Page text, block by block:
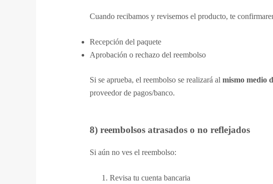
Cuando recibamos y revisemos el producto, te
Recepción del paquete
Aprobación o rechazo del reembolso
Si se aprueba, el reembolso se realizará al mismo medio
proveedor de pagos/banco.
8) reembolsos atrasados o no reflejados
Si aún no ves el reembolso:
Revisa tu cuenta bancaria